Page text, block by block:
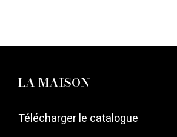
LA MAISON
Télécharger le catalogue